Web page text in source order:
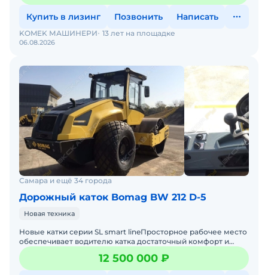
Купить в лизинг Позвонить Написать
06.08.2026
KOMEK МАШИНЕРИ 13 лет на площадке
Самара и ещё 34 города
Дорожный каток Bomag BW 212 D-5
Новая техника
Новые катки серии SL smart lineПросторное рабочее место
обеспечивает водителю катка достаточный комфорт и
пространство для ног. Благодаря четкому обзору спереди
12 500 000 ₽